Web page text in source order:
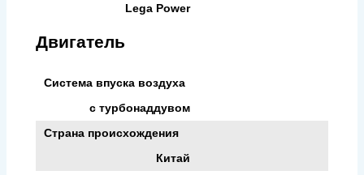
Lega Power
Двигатель
Система впуска воздуха
с турбонаддувом
Страна происхождения
Китай